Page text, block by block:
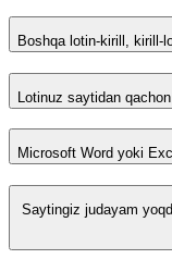
Boshqa lotin-kirill, kirill-
Lotinuz saytidan
Microsoft Word yoki
Saytingiz judayam